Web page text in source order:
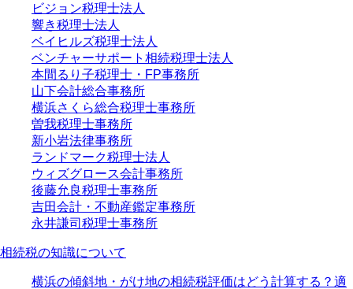
ビジョン税理士法人
響き税理士法人
ベイヒルズ税理士法人
ベンチャーサポート相続税理士法人
本間るり子税理士・FP事務所
山下会計総合事務所
横浜さくら総合税理士事務所
曽我税理士事務所
新小岩法律事務所
ランドマーク税理士法人
ウィズグロース会計事務所
後藤允良税理士事務所
吉田会計・不動産鑑定事務所
永井謙司税理士事務所
相続税の知識について
横浜の傾斜地・がけ地の相続税評価はどう計算する？適